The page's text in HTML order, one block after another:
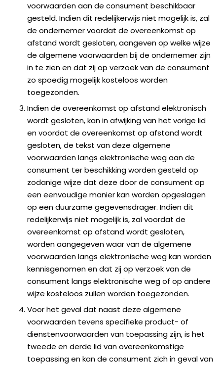
voorwaarden aan de consument beschikbaar
gesteld. Indien dit redelijkerwijs niet mogelijk is, zal
de ondernemer voordat de overeenkomst op
afstand wordt gesloten, aangeven op welke wijze
de algemene voorwaarden bij de ondernemer zijn
in te zien en dat zij op verzoek van de consument
zo spoedig mogelijk kosteloos worden
toegezonden.
Indien de overeenkomst op afstand elektronisch
wordt gesloten, kan in afwijking van het vorige lid
en voordat de overeenkomst op afstand wordt
gesloten, de tekst van deze algemene
voorwaarden langs elektronische weg aan de
consument ter beschikking worden gesteld op
zodanige wijze dat deze door de consument op
een eenvoudige manier kan worden opgeslagen
op een duurzame gegevensdrager. Indien dit
redelijkerwijs niet mogelijk is, zal voordat de
overeenkomst op afstand wordt gesloten,
worden aangegeven waar van de algemene
voorwaarden langs elektronische weg kan worden
kennisgenomen en dat zij op verzoek van de
consument langs elektronische weg of op andere
wijze kosteloos zullen worden toegezonden.
Voor het geval dat naast deze algemene
voorwaarden tevens specifieke product- of
dienstenvoorwaarden van toepassing zijn, is het
tweede en derde lid van overeenkomstige
toepassing en kan de consument zich in geval van